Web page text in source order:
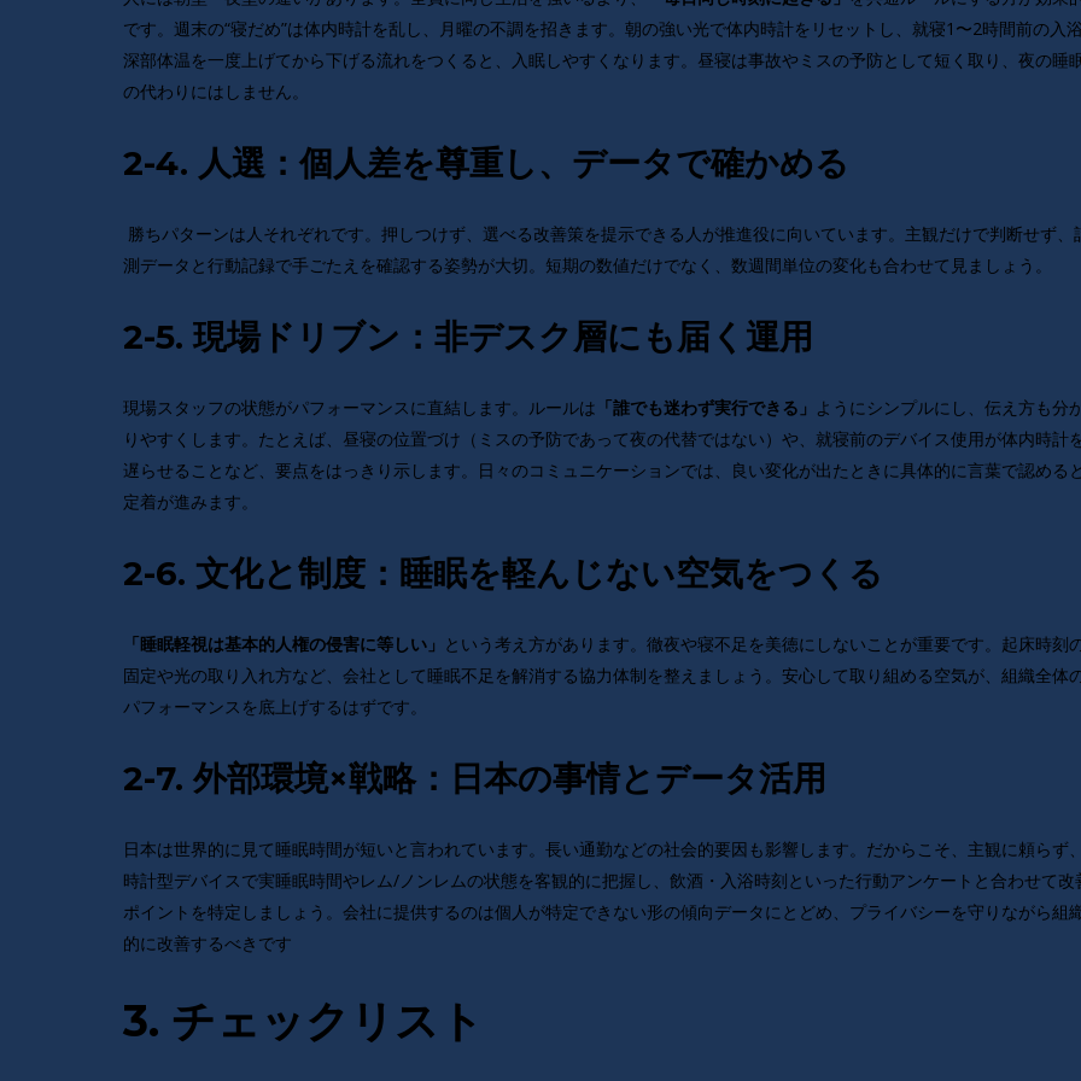
です。週末の“寝だめ”は体内時計を乱し、月曜の不調を招きます。朝の強い光で体内時計をリセットし、就寝1〜2時間前の入
深部体温を一度上げてから下げる流れをつくると、入眠しやすくなります。昼寝は事故やミスの予防として短く取り、夜の睡
の代わりにはしません。
2-4. 人選：個人差を尊重し、データで確かめる
勝ちパターンは人それぞれです。押しつけず、選べる改善策を提示できる人が推進役に向いています。主観だけで判断せず、
測データと行動記録で手ごたえを確認する姿勢が大切。短期の数値だけでなく、数週間単位の変化も合わせて見ましょう。
2-5. 現場ドリブン：非デスク層にも届く運用
現場スタッフの状態がパフォーマンスに直結します。ルールは 「誰でも迷わず実行できる」 ようにシンプルにし、伝え方も分
りやすくします。たとえば、昼寝の位置づけ（ミスの予防であって夜の代替ではない）や、就寝前のデバイス使用が体内時計
遅らせることなど、要点をはっきり示します。日々のコミュニケーションでは、良い変化が出たときに具体的に言葉で認めると
定着が進みます。
2-6. 文化と制度：睡眠を軽んじない空気をつくる
「睡眠軽視は基本的人権の侵害に等しい」 という考え方があります。徹夜や寝不足を美徳にしないことが重要です。起床時刻
固定や光の取り入れ方など、会社として睡眠不足を解消する協力体制を整えましょう。安心して取り組める空気が、組織全体
パフォーマンスを底上げするはずです。
2-7. 外部環境×戦略：日本の事情とデータ活用
日本は世界的に見て睡眠時間が短いと言われています。長い通勤などの社会的要因も影響します。だからこそ、主観に頼らず、
時計型デバイスで実睡眠時間やレム/ノンレムの状態を客観的に把握し、飲酒・入浴時刻といった行動アンケートと合わせて改
ポイントを特定しましょう。会社に提供するのは個人が特定できない形の傾向データにとどめ、プライバシーを守りながら組
的に改善するべきです
3. チェックリスト